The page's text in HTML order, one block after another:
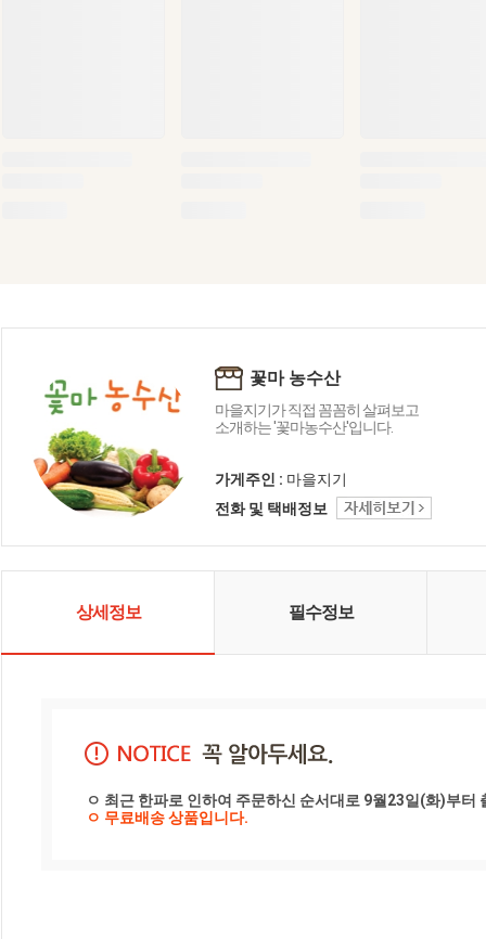
꽃마 농수산
마을지기가 직접 꼼꼼히 살펴보고
소개하는 '꽃마농수산'입니다.
가게주인 : 마을지기
전화 및 택배정보
상세정보 필수정보
ㅇ 최근 한파로 인하여 주문하신 순서대로 9월23일(화)부
ㅇ 무료배송 상품입니다.